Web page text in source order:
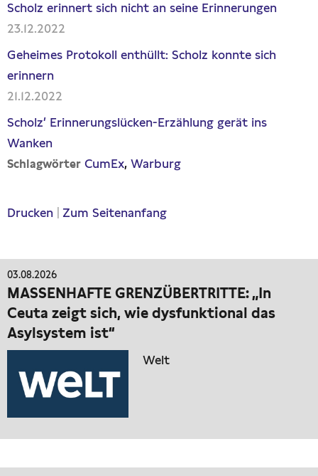
Scholz erinnert sich nicht an seine Erinnerungen
23.12.2022
Geheimes Protokoll enthüllt: Scholz konnte sich
erinnern
21.12.2022
Scholz’ Erinnerungslücken-Erzählung gerät ins
Wanken
Schlagwörter CumEx Warburg
Drucken Zum Seitenanfang
03.08.2026
MASSENHAFTE GRENZÜBERTRITTE: „In
Ceuta zeigt sich, wie dysfunktional das
Asylsystem ist“
Welt